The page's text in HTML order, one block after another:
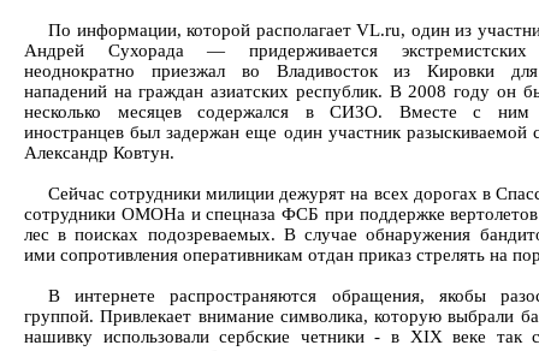
По информации, которой располагает VL.ru, один из
Андрей Сухорада — придерживается
неоднократно приезжал во Владивосток из Кировки
нападений на граждан азиатских республик. В 2008 году он
несколько месяцев содержался в СИЗО. Вместе с ним
иностранцев был задержан еще один участник разыскиваемой
Александр Ковтун.
Сейчас сотрудники милиции дежурят на всех дорогах в
сотрудники ОМОНа и спецназа ФСБ при поддержке
лес в поисках подозреваемых. В случае обнаружения
ими сопротивления оперативникам отдан приказ стрелять на
В интернете распространяются обращения, якобы
группой. Привлекает внимание символика, которую выбрали
нашивку использовали сербские четники - в XIX веке так